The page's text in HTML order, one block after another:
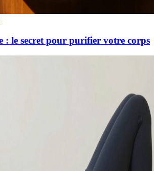
: le secret pour purifier votre corps